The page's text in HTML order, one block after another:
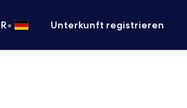
• Unterkunft registrieren